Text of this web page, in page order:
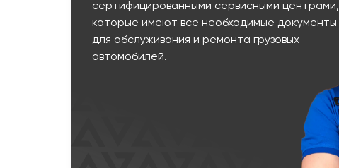
сертифицированными сервисными центрами,
которые имеют все необходимые документы
для обслуживания и ремонта грузовых
автомобилей.